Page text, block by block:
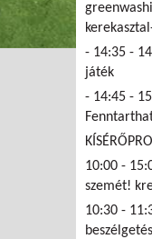
- 14:35 -
játék
- 14:45 -
10:00 -
szemét!
10:30 -